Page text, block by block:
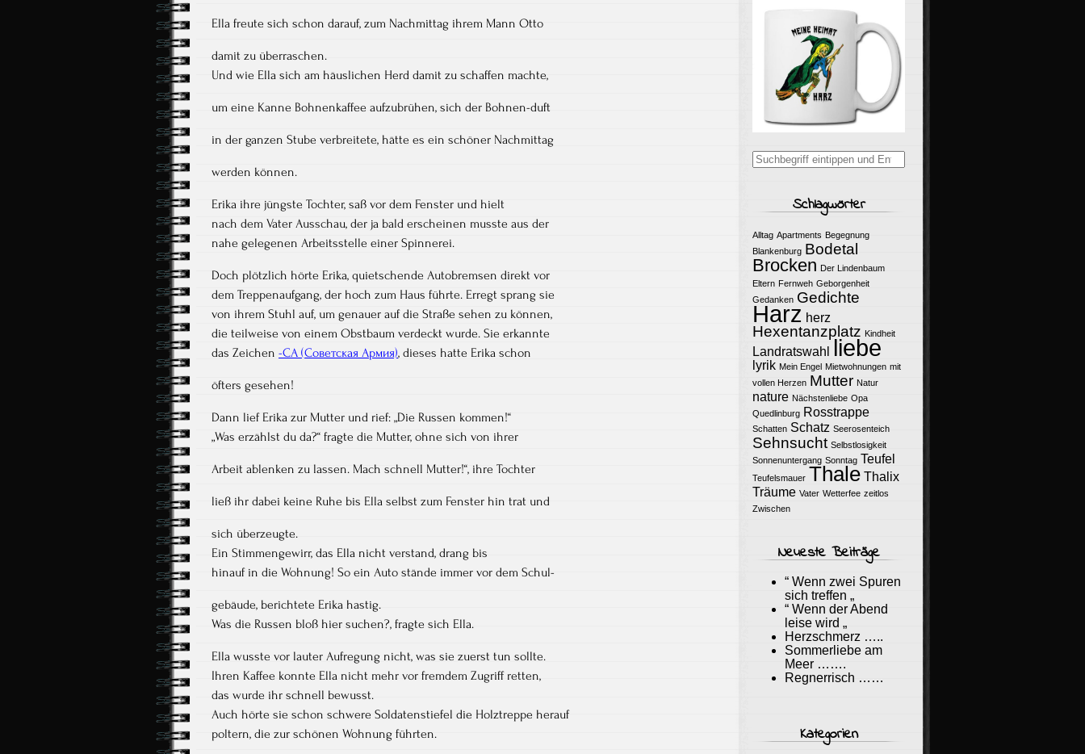
Ella freute sich schon darauf, zum Nachmittag ihrem Mann Otto
damit zu überraschen.
Und wie Ella sich am häuslichen Herd damit zu schaffen machte,
um eine Kanne Bohnenkaffee aufzubrühen, sich der Bohnen-duft
in der ganzen Stube verbreitete, hätte es ein schöner Nachmittag
werden können.
Erika ihre jüngste Tochter, saß vor dem Fenster und hielt
nach dem Vater Ausschau, der ja bald erscheinen musste aus der
nahe gelegenen Arbeitsstelle einer Spinnerei.
Doch plötzlich hörte Erika, quietschende Autobremsen direkt vor
dem Treppenaufgang, der hoch zum Haus führte. Erregt sprang sie
von ihrem Stuhl auf, um genauer auf die Straße sehen zu können,
die teilweise von einem Obstbaum verdeckt wurde. Sie erkannte
das Zeichen -CA (Советская Армия), dieses hatte Erika schon
öfters gesehen!
Dann lief Erika zur Mutter und rief: „Die Russen kommen!“
„Was erzählst du da?“ fragte die Mutter, ohne sich von ihrer
Arbeit ablenken zu lassen. Mach schnell Mutter!“, ihre Tochter
ließ ihr dabei keine Ruhe bis Ella selbst zum Fenster hin trat und
sich überzeugte.
Ein Stimmengewirr, das Ella nicht verstand, drang bis
hinauf in die Wohnung! So ein Auto stände immer vor dem Schul-
gebäude, berichtete Erika hastig.
Was die Russen bloß hier suchen?, fragte sich Ella.
Ella wusste vor lauter Aufregung nicht, was sie zuerst tun sollte.
Ihren Kaffee konnte Ella nicht mehr vor fremdem Zugriff retten,
das wurde ihr schnell bewusst.
Auch hörte sie schon schwere Soldatenstiefel die Holztreppe herauf
poltern, die zur schönen Wohnung führten.
Suchergebnisse
für:
Schlagwörter
Alltag Apartments Begegnung
Blankenburg Bodetal
Brocken Der Lindenbaum
Eltern Fernweh Geborgenheit
Gedanken Gedichte
Harz herz
Hexentanzplatz Kindheit
Landratswahl liebe
lyrik Mein Engel Mietwohnungen mit
vollen Herzen Mutter Natur
nature Nächstenliebe Opa
Quedlinburg Rosstrappe
Schatten Schatz Seerosenteich
Sehnsucht Selbstlosigkeit
Sonnenuntergang Sonntag Teufel
Teufelsmauer Thale Thalix
Träume Vater Wetterfee zeitlos
Zwischen
Neueste Beiträge
“ Wenn zwei Spuren
sich treffen „
“ Wenn der Abend
leise wird „
Herzschmerz …..
Sommerliebe am
Meer …….
Regnerrisch ……
Kategorien